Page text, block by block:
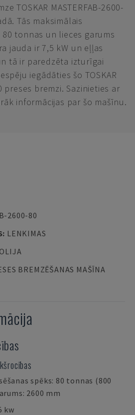
TOSKAR MASTERFAB-2600-
Tās maksimālais
tonnas un lieces garums
jauda ir 7,5 kW un eļļas
tā ir paredzēta izturīgai
iegādāties šo TOSKAR
preses bremzi. Sazinieties ar
informācijas par šo mašīnu.
2600-80
: LENKIMAS
BREMZĒŠANAS MAŠĪNA
spēks: 80 tonnas (800
2600 mm
kw